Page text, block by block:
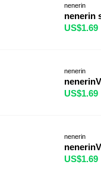
nenerin
nenerin
US$1.69
nenerin
US$1.69
nenerin
US$1.69